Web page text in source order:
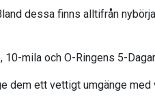
dessa finns alltifrån
mila och O-Ringens 5-
dem ett vettigt umgänge med